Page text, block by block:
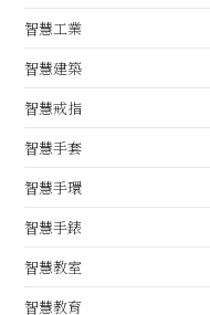
智慧工業
智慧建築
智慧戒指
智慧手套
智慧手環
智慧手錶
智慧教室
智慧教育